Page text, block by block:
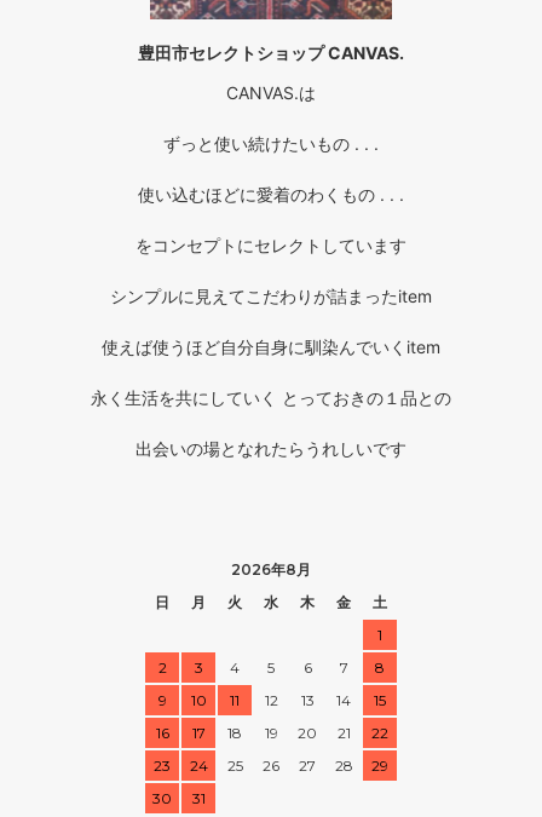
豊田市セレクトショップ CANVAS.
CANVAS.は
ずっと使い続けたいもの . . .
使い込むほどに愛着のわくもの . . .
をコンセプトにセレクトしています
シンプルに見えてこだわりが詰まったitem
使えば使うほど自分自身に馴染んでいくitem
永く生活を共にしていく とっておきの１品との
出会いの場となれたらうれしいです
2026年8月
日
月 火 水 木 金
土
1
2
3 4 5 6 7
8
9
10 11 12 13 14
15
16
17 18 19 20 21
22
23
24 25 26 27 28
29
30
31